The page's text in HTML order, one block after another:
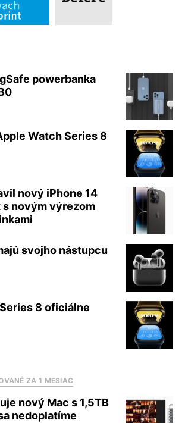
powerbanka
Watch Series 8
nový iPhone 14
s novým výrezom
svojho nástupcu
8 oficiálne
ZA 1 MESIAC
nový Mac s 1,5TB
nedoplatíme